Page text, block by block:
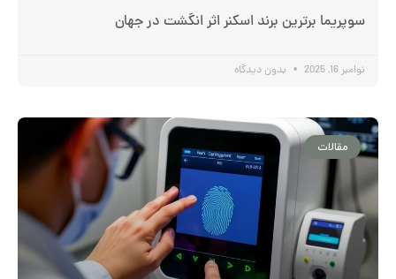
سوپریما برترین برند اسکنر اثر انگشت در جهان
نوامبر 16, 2025 بدون دیدگاه
مقالات